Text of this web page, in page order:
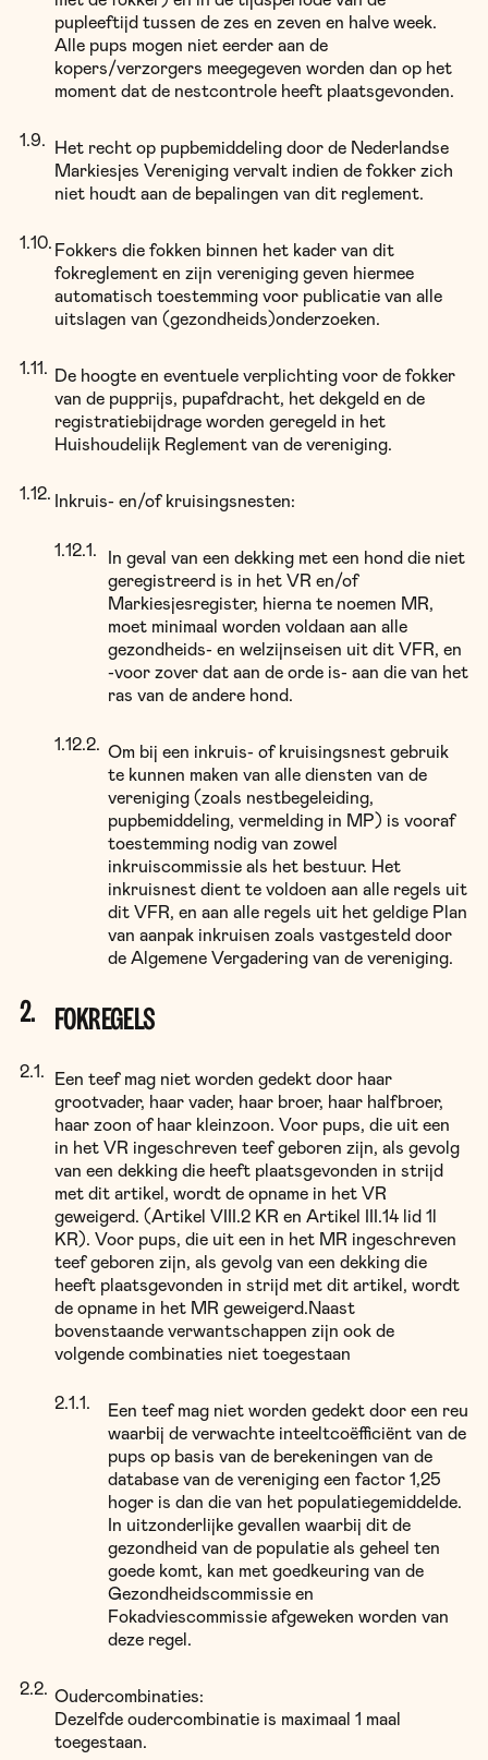
pupleeftijd tussen de zes en zeven en halve week.
Alle pups mogen niet eerder aan de
kopers/verzorgers meegegeven worden dan op het
moment dat de nestcontrole heeft plaatsgevonden.
Het recht op pupbemiddeling door de Nederlandse
Markiesjes Vereniging vervalt indien de fokker zich
niet houdt aan de bepalingen van dit reglement.
Fokkers die fokken binnen het kader van dit
fokreglement en zijn vereniging geven hiermee
automatisch toestemming voor publicatie van alle
uitslagen van (gezondheids)onderzoeken.
De hoogte en eventuele verplichting voor de fokker
van de pupprijs, pupafdracht, het dekgeld en de
registratiebijdrage worden geregeld in het
Huishoudelijk Reglement van de vereniging.
Inkruis- en/of kruisingsnesten:
In geval van een dekking met een hond die niet
geregistreerd is in het VR en/of
Markiesjesregister, hierna te noemen MR,
moet minimaal worden voldaan aan alle
gezondheids- en welzijnseisen uit dit VFR, en
-voor zover dat aan de orde is- aan die van het
ras van de andere hond.
Om bij een inkruis- of kruisingsnest gebruik
te kunnen maken van alle diensten van de
vereniging (zoals nestbegeleiding,
pupbemiddeling, vermelding in MP) is vooraf
toestemming nodig van zowel
inkruiscommissie als het bestuur. Het
inkruisnest dient te voldoen aan alle regels uit
dit VFR, en aan alle regels uit het geldige Plan
van aanpak inkruisen zoals vastgesteld door
de Algemene Vergadering van de vereniging.
FOKREGELS
Een teef mag niet worden gedekt door haar
grootvader, haar vader, haar broer, haar halfbroer,
haar zoon of haar kleinzoon. Voor pups, die uit een
in het VR ingeschreven teef geboren zijn, als gevolg
van een dekking die heeft plaatsgevonden in strijd
met dit artikel, wordt de opname in het VR
geweigerd. (Artikel VIII.2 KR en Artikel III.14 lid 1l
KR). Voor pups, die uit een in het MR ingeschreven
teef geboren zijn, als gevolg van een dekking die
heeft plaatsgevonden in strijd met dit artikel, wordt
de opname in het MR geweigerd.Naast
bovenstaande verwantschappen zijn ook de
volgende combinaties niet toegestaan
Een teef mag niet worden gedekt door een reu
waarbij de verwachte inteeltcoëfficiënt van de
pups op basis van de berekeningen van de
database van de vereniging een factor 1,25
hoger is dan die van het populatiegemiddelde.
In uitzonderlijke gevallen waarbij dit de
gezondheid van de populatie als geheel ten
goede komt, kan met goedkeuring van de
Gezondheidscommissie en
Fokadviescommissie afgeweken worden van
deze regel.
Oudercombinaties:
Dezelfde oudercombinatie is maximaal 1 maal
toegestaan.